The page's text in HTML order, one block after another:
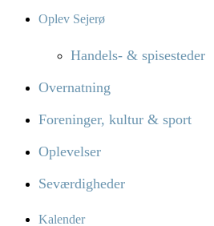
Oplev Sejerø
Handels- & spisesteder
Overnatning
Foreninger, kultur & sport
Oplevelser
Seværdigheder
Kalender